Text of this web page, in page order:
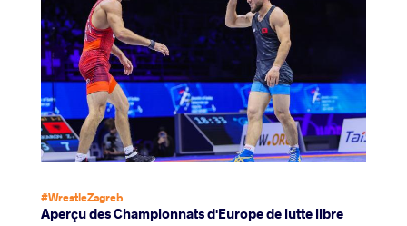
#WrestleZagreb
Aperçu des Championnats d'Europe de lutte libre